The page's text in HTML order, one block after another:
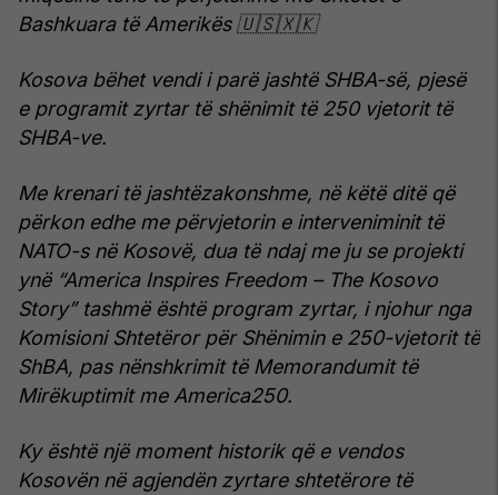
Bashkuara të Amerikës🇺🇸🇽🇰
Kosova bëhet vendi i parë jashtë SHBA-së, pjesë
e programit zyrtar të shënimit të 250 vjetorit të
SHBA-ve.
Me krenari të jashtëzakonshme, në këtë ditë që
përkon edhe me përvjetorin e interveniminit të
NATO-s në Kosovë, dua të ndaj me ju se projekti
ynë “America Inspires Freedom – The Kosovo
Story” tashmë është program zyrtar, i njohur nga
Komisioni Shtetëror për Shënimin e 250-vjetorit të
ShBA, pas nënshkrimit të Memorandumit të
Mirëkuptimit me America250.
Ky është një moment historik që e vendos
Kosovën në agjendën zyrtare shtetërore të